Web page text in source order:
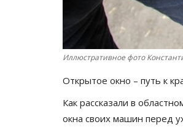
Иллюстративное фото
Открытое окно – путь к
Как рассказали в
окна своих машин перед